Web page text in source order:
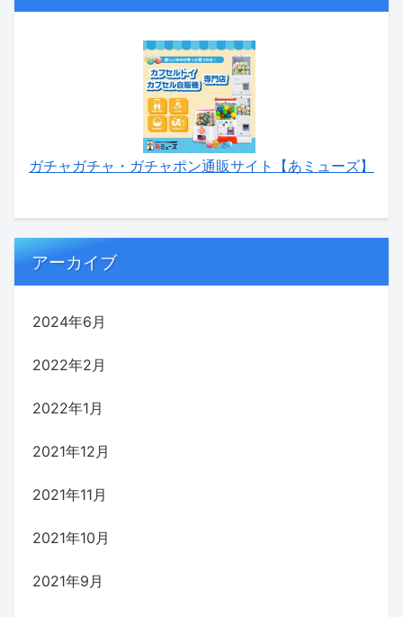
ガチャガチャ・ガチャポン通販サイト【あミューズ】
アーカイブ
2024年6月
2022年2月
2022年1月
2021年12月
2021年11月
2021年10月
2021年9月